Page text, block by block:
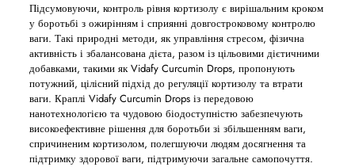
Підсумовуючи, контроль рівня кортизолу є вирішальним кроком
у боротьбі з ожирінням і сприянні довгостроковому контролю
ваги. Такі природні методи, як управління стресом, фізична
активність і збалансована дієта, разом із цільовими дієтичними
добавками, такими як Vidafy Curcumin Drops, пропонують
потужний, цілісний підхід до регуляції кортизолу та втрати
ваги. Краплі Vidafy Curcumin Drops із передовою
нанотехнологією та чудовою біодоступністю забезпечують
високоефективне рішення для боротьби зі збільшенням ваги,
спричиненим кортизолом, полегшуючи людям досягнення та
підтримку здорової ваги, підтримуючи загальне самопочуття.